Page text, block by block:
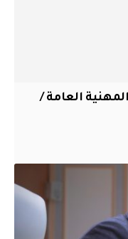
العامة /